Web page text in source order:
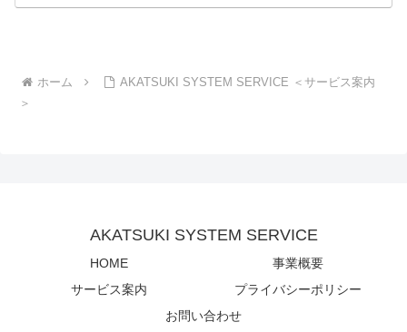
ホーム
AKATSUKI SYSTEM SERVICE ＜サービス案内
＞
AKATSUKI SYSTEM SERVICE
HOME
事業概要
サービス案内
プライバシーポリシー
お問い合わせ